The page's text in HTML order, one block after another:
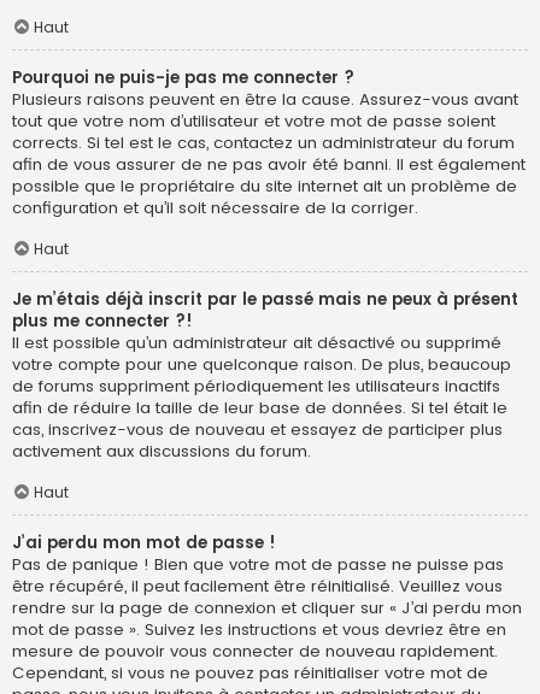
Haut
Pourquoi ne puis-je pas me connecter ?
Plusieurs raisons peuvent en être la cause. Assurez-vous avant
tout que votre nom d’utilisateur et votre mot de passe soient
corrects. Si tel est le cas, contactez un administrateur du forum
afin de vous assurer de ne pas avoir été banni. Il est également
possible que le propriétaire du site internet ait un problème de
configuration et qu’il soit nécessaire de la corriger.
Haut
Je m’étais déjà inscrit par le passé mais ne peux à présent
plus me connecter ?!
Il est possible qu’un administrateur ait désactivé ou supprimé
votre compte pour une quelconque raison. De plus, beaucoup
de forums suppriment périodiquement les utilisateurs inactifs
afin de réduire la taille de leur base de données. Si tel était le
cas, inscrivez-vous de nouveau et essayez de participer plus
activement aux discussions du forum.
Haut
J’ai perdu mon mot de passe !
Pas de panique ! Bien que votre mot de passe ne puisse pas
être récupéré, il peut facilement être réinitialisé. Veuillez vous
rendre sur la page de connexion et cliquer sur « J’ai perdu mon
mot de passe ». Suivez les instructions et vous devriez être en
mesure de pouvoir vous connecter de nouveau rapidement.
Cependant, si vous ne pouvez pas réinitialiser votre mot de